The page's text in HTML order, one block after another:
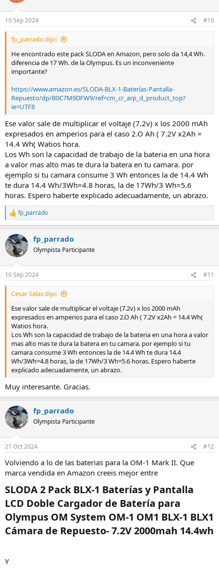
10 Sep 2024 #10
fp_parrado dijo:
He encontrado este pack SLODA en Amazon, pero solo da 14,4 Wh.
diferencia de 17 Wh. de la Olympus. Es un inconveniente
importante?
https://www.amazon.es/SLODA-BLX-1-Baterías-Pantalla-
Repuesto/dp/B0C7M9DFW9/ref=cm_cr_arp_d_product_top?
ie=UTF8
Ese valor sale de multiplicar el voltaje (7.2v) x los 2000 mAh
expresados en amperios para el caso 2.O Ah ( 7.2V x2Ah =
14.4 Wh( Watios hora.
Los Wh son la capacidad de trabajo de la bateria en una hora
a valor mas alto mas te dura la batera en tu camara. por
ejemplo si tu camara consume 3 Wh entonces la de 14.4 Wh
te dura 14.4 Wh/3Wh=4.8 horas, la de 17Wh/3 Wh=5.6
horas. Espero haberte explicado adecuadamente, un abrazo.
R
e
c
c
i
e
s
fp_parrado
fp_parrado
Olympista Participante
10 Sep 2024 #11
Cesar Salas dijo:
Ese valor sale de multiplicar el voltaje (7.2v) x los 2000 mAh
expresados en amperios para el caso 2.O Ah ( 7.2V x2Ah = 14.4 Wh(
Watios hora.
Los Wh son la capacidad de trabajo de la bateria en una hora a valor
mas alto mas te dura la batera en tu camara. por ejemplo si tu
camara consume 3 Wh entonces la de 14.4 Wh te dura 14.4
Wh/3Wh=4.8 horas, la de 17Wh/3 Wh=5.6 horas. Espero haberte
explicado adecuadamente, un abrazo.
Muy interesante. Gracias.
fp_parrado
Olympista Participante
21 Oct 2024 #12
Volviendo a lo de las baterias para la OM-1 Mark II. Que
marca vendida en Amazon creeis mejor entre
SLODA 2 Pack BLX-1 Baterías y Pantalla
LCD Doble Cargador de Batería para
Olympus OM System OM-1 OM1 BLX-1 BLX1
Cámara de Repuesto- 7.2V 2000mah 14.4wh​
Y